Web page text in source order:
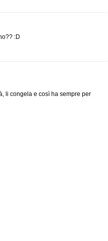
:D
li congela e così ha sempre per